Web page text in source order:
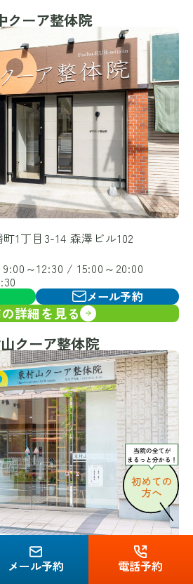
メール予約 電話予約
クーア整体院
1丁目3-14 森澤ビル102
～12:30 / 15:00～20:00
メール予約
詳細を見る
クーア整体院
3丁目13-11 1階